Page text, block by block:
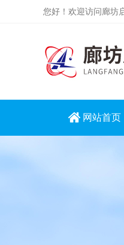
您好！欢迎访问廊坊
网站首页